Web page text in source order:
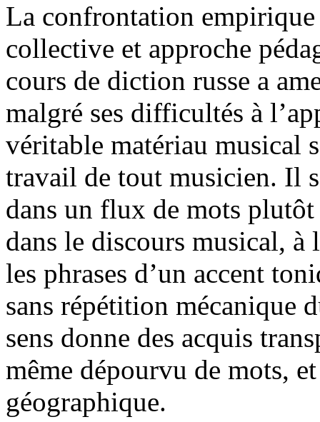
La confrontation
collective et approche
cours de diction russe a
malgré ses difficultés à
véritable matériau musical
travail de tout musicien. Il
dans un flux de mots
dans le discours musical, à
les phrases d’un accent
sans répétition mécanique
sens donne des acquis
même dépourvu de mots,
géographique.